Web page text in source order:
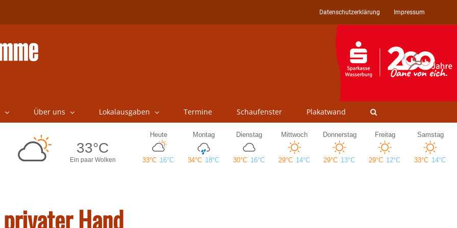
Datenschutzerklärung Impressum
Über uns Lokalausgaben Termine Schaufenster Plakatwand
Hand